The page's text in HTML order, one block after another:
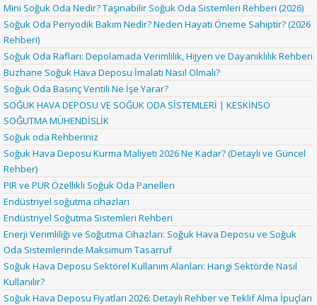
Mini Soğuk Oda Nedir? Taşınabilir Soğuk Oda Sistemleri Rehberi (2026)
Soğuk Oda Periyodik Bakım Nedir? Neden Hayati Öneme Sahiptir? (2026
Rehberi)
Soğuk Oda Rafları: Depolamada Verimlilik, Hijyen ve Dayanıklılık Rehberi
Buzhane Soğuk Hava Deposu İmalatı Nasıl Olmalı?
Soğuk Oda Basınç Ventili Ne İşe Yarar?
SOĞUK HAVA DEPOSU VE SOĞUK ODA SİSTEMLERİ | KESKİNSO
SOĞUTMA MÜHENDİSLİK
Soğuk oda Rehberiniz
Soğuk Hava Deposu Kurma Maliyeti 2026 Ne Kadar? (Detaylı ve Güncel
Rehber)
PIR ve PUR Özellikli Soğuk Oda Panelleri
Endüstriyel soğutma cihazları
Endüstriyel Soğutma Sistemleri Rehberi
Enerji Verimliliği ve Soğutma Cihazları: Soğuk Hava Deposu ve Soğuk
Oda Sistemlerinde Maksimum Tasarruf
Soğuk Hava Deposu Sektörel Kullanım Alanları: Hangi Sektörde Nasıl
Kullanılır?
Soğuk Hava Deposu Fiyatları 2026: Detaylı Rehber ve Teklif Alma İpuçları